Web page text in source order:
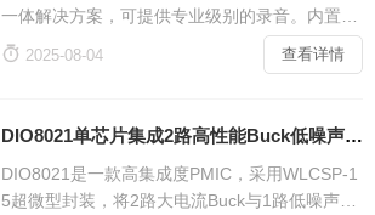
一体解决方案，可提供专业级别的录音。内置专
业级DSP降噪芯片，大容量电池，超长续航达30
小时， 支持一拖一，一拖二功能，即插即用，方
频拍摄Vlog、网络直播、节目
查看详情
 2025-08-04
DIO8021单芯片集成2路高性能Buck低噪声LDO输入5.5V电压专为摄像头模组解决方案
DIO8021是一款高集成度PMIC，采用WLCSP-1
5超微型封装，将2路大电流Buck与1路低噪声LD